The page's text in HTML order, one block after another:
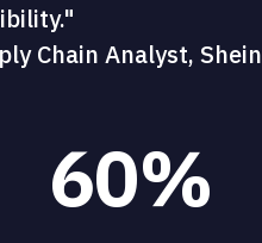
Chain Analyst, Shein
60%